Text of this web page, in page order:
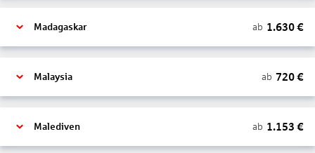
Madagaskar ab 1.630€
Malaysia ab 720€
Malediven ab 1.153 €